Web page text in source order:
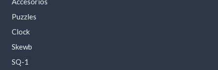
Puzzles
Clock
Skewb
SQ-1